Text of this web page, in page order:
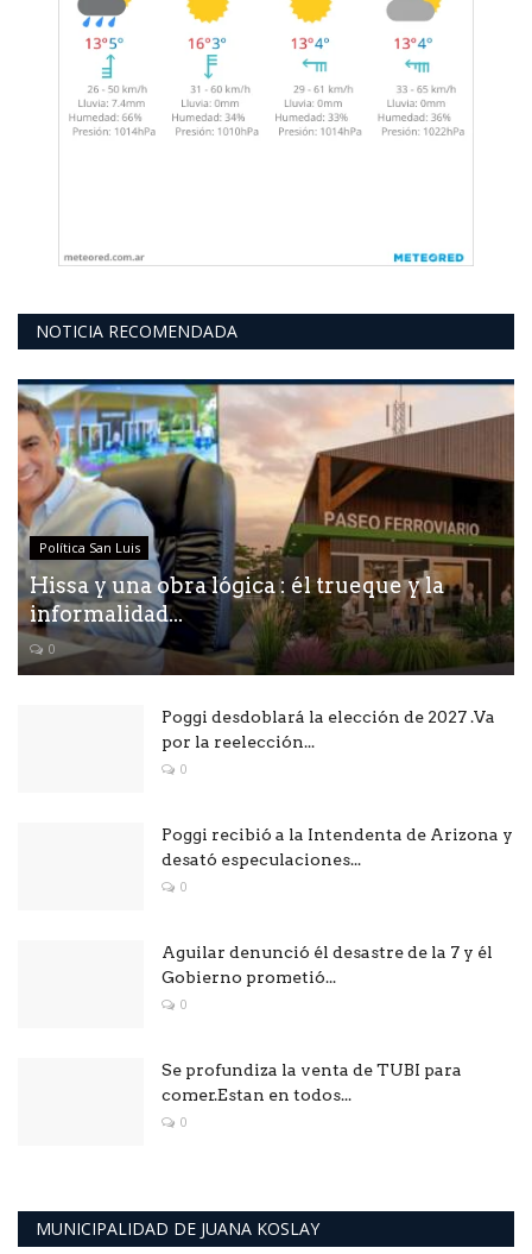
NOTICIA RECOMENDADA
Política San Luis
Hissa y una obra lógica : él trueque y la
informalidad...
0
Poggi desdoblará la elección de 2027 .Va
por la reelección...
0
Poggi recibió a la Intendenta de Arizona y
desató especulaciones...
0
Aguilar denunció él desastre de la 7 y él
Gobierno prometió...
0
Se profundiza la venta de TUBI para
comer.Estan en todos...
0
MUNICIPALIDAD DE JUANA KOSLAY